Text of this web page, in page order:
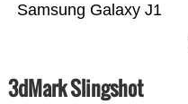
Samsung Galaxy J1
3dMark Slingshot